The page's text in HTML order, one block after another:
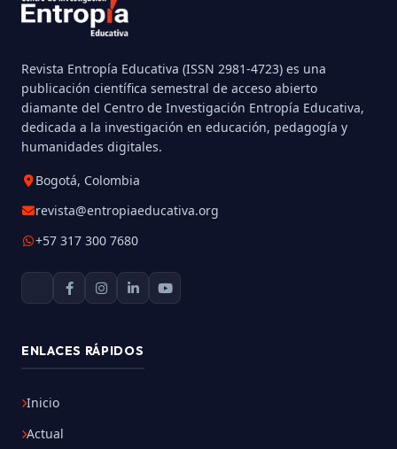
Revista Entropía Educativa (ISSN 2981-4723) es una
publicación científica semestral de acceso abierto
diamante del Centro de Investigación Entropía Educativa,
dedicada a la investigación en educación, pedagogía y
humanidades digitales.
Bogotá, Colombia
revista@entropiaeducativa.org
+57 317 300 7680
ENLACES RÁPIDOS
Inicio
Actual